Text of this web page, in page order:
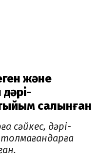
және
салынған
сәйкес, дәрі-